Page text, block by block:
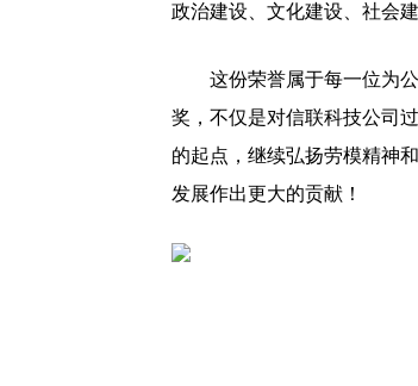
政治建设、文化建设、社会
这份荣誉属于每一位为
奖，不仅是对信联科技公司
的起点，继续弘扬劳模精神
发展作出更大的贡献！